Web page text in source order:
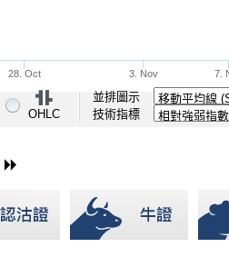
OHLC
並排圖示
技術指標